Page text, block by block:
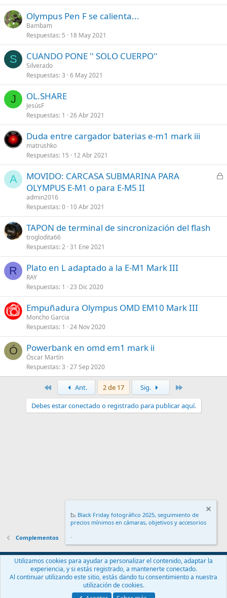
Olympus Pen F se calienta...
Bambam
Respuestas 5 18 May 2021
S CUANDO PONE '' SOLO CUERPO''
Silverado
Respuestas 3 6 May 2021
J OL.SHARE
JesúsF
Respuestas 1 26 Abr 2021
Duda entre cargador baterias e-m1 mark iii
matrushko
Respuestas 15 12 Abr 2021
A
C
a
MOVIDO: CARCASA SUBMARINA PARA
OLYMPUS E-M1 o para E-M5 II
admin2016
Respuestas 0 10 Abr 2021
TAPON de terminal de sincronización del flash
troglodita66
Respuestas 2 31 Ene 2021
R Plato en L adaptado a la E-M1 Mark III
RAY
Respuestas 1 23 Dic 2020
Empuñadura Olympus OMD EM10 Mark III
Moncho Garcia
Respuestas 1 24 Nov 2020
Ó Powerbank en omd em1 mark ii
Óscar Martín
Respuestas 3 27 Sep 2020
PrimeroAnt. 2 de 17 Sig.
Debes estar conectado o registrado para publicar aquí.
Complementos
Español (ES)
Contáctanos
Términos y reglas Política de privacidad
Ayuda
📉 Black Friday fotográfico 2025, seguimiento de
precios mínimos en cámaras, objetivos y accesorios
.
Utilizamos cookies para ayudar a personalizar el contenido, adaptar la
experiencia, y si estás registrado, a mantenerte conectado.
Al continuar utilizando este sitio, estás dando tu consentimiento a nuestra
utilización de cookies.